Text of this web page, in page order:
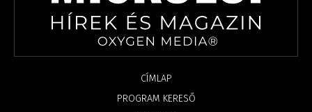
CÍMLAP
PROGRAM KERESŐ